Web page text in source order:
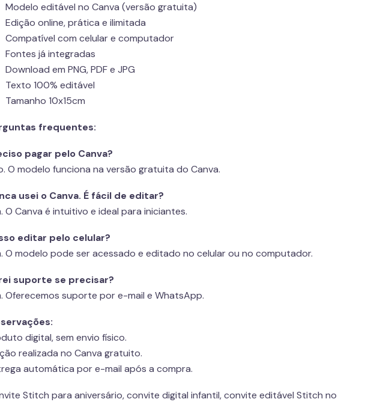
Modelo editável no Canva (versão gratuita)
Edição online, prática e ilimitada
Compatível com celular e computador
Fontes já integradas
Download em PNG, PDF e JPG
Texto 100% editável
Tamanho 10x15cm
frequentes:
pagar pelo Canva?
O modelo funciona na versão gratuita do Canva.
usei o Canva. É fácil de editar?
O Canva é intuitivo e ideal para iniciantes.
editar pelo celular?
O modelo pode ser acessado e editado no celular ou no computador.
suporte se precisar?
Oferecemos suporte por e-mail e WhatsApp.
digital, sem envio físico.
realizada no Canva gratuito.
automática por e-mail após a compra.
Stitch para aniversário, convite digital infantil, convite editável Stitch no